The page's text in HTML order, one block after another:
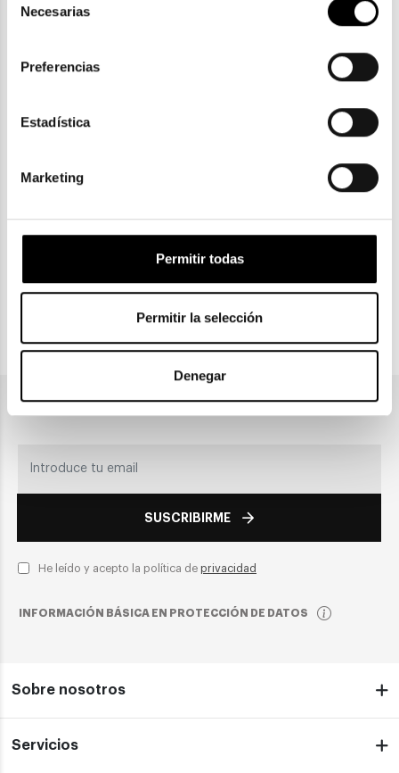
la política de privacidad en el siguiente
. Consulta
Necesarias
Preferencias
Estadística
Marketing
Permitir todas
Permitir la selección
Denegar
CAROLINA HERRERA HER 0295
2 colores
CLICK & COLLECT
PAGO SEGURO
SUSCRIBIRME
He leído y acepto la política de privacidad
INFORMACIÓN BÁSICA EN PROTECCIÓN DE DATOS
Sobre nosotros
Servicios